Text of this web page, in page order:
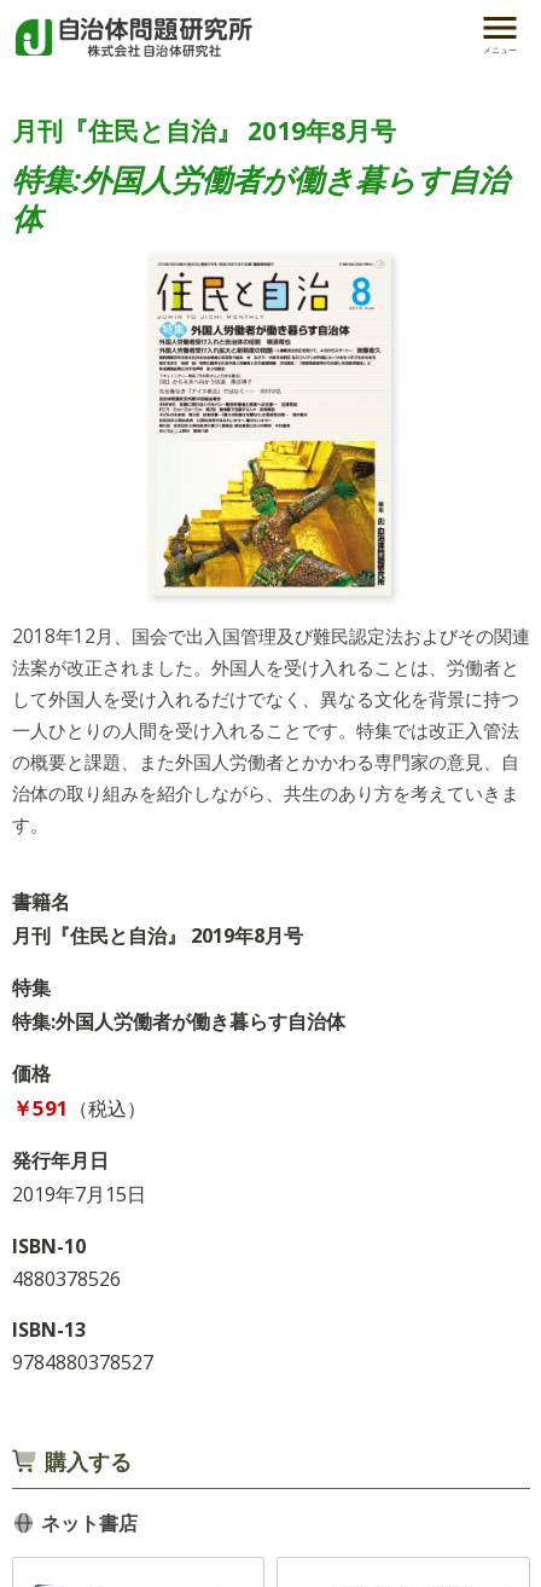
メニュー
月刊『住民と自治』 2019年8月号
特集:外国人労働者が働き暮らす自治
体
2018年12月、国会で出入国管理及び難民認定法およびその関連
法案が改正されました。外国人を受け入れることは、労働者と
して外国人を受け入れるだけでなく、異なる文化を背景に持つ
一人ひとりの人間を受け入れることです。特集では改正入管法
の概要と課題、また外国人労働者とかかわる専門家の意見、自
治体の取り組みを紹介しながら、共生のあり方を考えていきま
す。
書籍名
月刊『住民と自治』 2019年8月号
特集
特集:外国人労働者が働き暮らす自治体
価格
￥591 （税込）
発行年月日
2019年7月15日
ISBN-10
4880378526
ISBN-13
9784880378527
購入する
ネット書店